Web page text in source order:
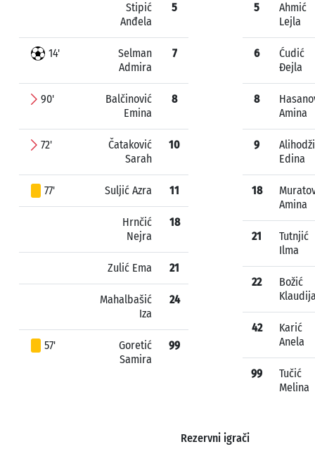
Stipić
Anđela
5
14'
Selman
Admira
7
90'
Balčinović
Emina
8
72'
Čataković
Sarah
10
77' Suljić Azra 11
Hrnčić
Nejra
18
Zulić Ema 21
Mahalbašić
Iza
24
57'
Goretić
Samira
99
5
Ahmić
Lejla
6
Ćudić
Đejla
8
Amina
9
Edina
18
Amina
21
Tutnjić
Ilma
22
Božić
42
Karić
Anela
99
Tučić
Melina
Rezervni igrači